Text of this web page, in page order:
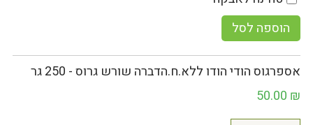
הוספה לסל
אספרגוס הודי הודו ללא.ח.הדברה שורש גרוס - 250 גר
50.00 ₪